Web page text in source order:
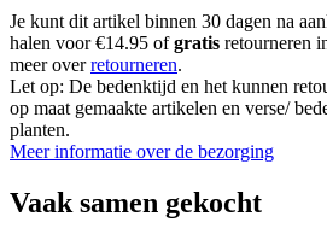
Je kunt dit artikel binnen 30 dagen na
halen voor €14.95 ofgratis retourneren
meer overretourneren.
Let op: De bedenktijd en het kunnen
op maat gemaakte artikelen en verse/
planten.
Meer informatie over de bezorging
Vaak samen gekocht